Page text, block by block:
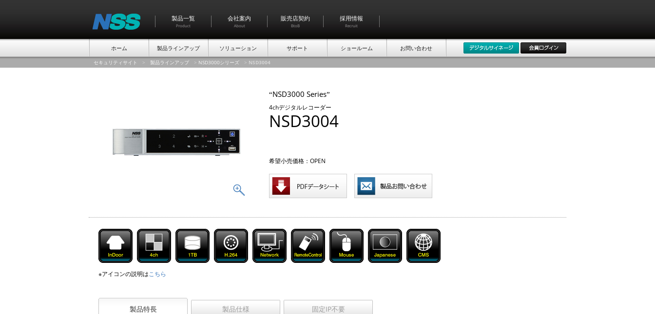
製品一覧
Product
会社案内
About
販売店契約
BtoB
採用情報
Recruit
ホーム 製品ラインアップ ソリューション サポート ショールーム お問い合わせ
セキュリティサイト > 製品ラインアップ > NSD3000シリーズ > NSD3004
“NSD3000 Series”
4chデジタルレコーダー
NSD3004
希望小売価格：OPEN
※アイコンの説明はこちら
製品特長 製品仕様 固定IP不要